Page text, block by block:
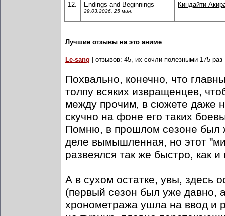
12. Endings and Beginnings
29.03.2026, 25 мин.
Киндайти
Лучшие отзывы на это аниме
Le-sang | отзывов: 45, их сочли полезными 175 раз
Похвально, конечно, что
толпу всяких извращенцев,
между прочим, в сюжете даже
скучно на фоне его таких
Помню, в прошлом сезоне был
деле вымышленная, но этот
развеялся так же быстро, как и
А в сухом остатке, увы, здесь
(первый сезон был уже давно,
хронометража ушла на ввод и